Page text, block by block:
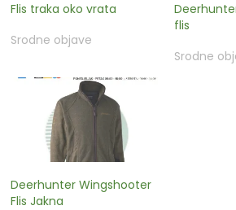
Flis traka oko vrata
Srodne objave
flis
Srodne
Deerhunter Wingshooter
Flis Jakna